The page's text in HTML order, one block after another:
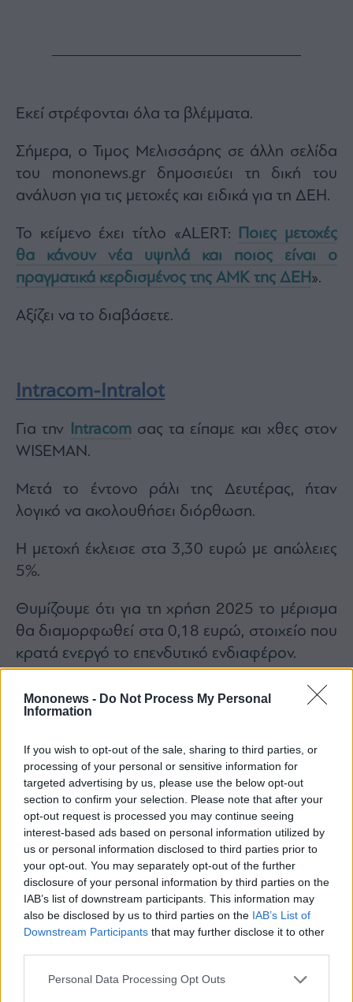
Mononews - Do Not Process My Personal
Information
If you wish to opt-out of the sale, sharing to third parties, or
processing of your personal or sensitive information for
targeted advertising by us, please use the below opt-out
section to confirm your selection. Please note that after your
opt-out request is processed you may continue seeing
interest-based ads based on personal information utilized by
us or personal information disclosed to third parties prior to
your opt-out. You may separately opt-out of the further
disclosure of your personal information by third parties on the
IAB’s list of downstream participants. This information may
also be disclosed by us to third parties on the IAB’s List of
Downstream Participants that may further disclose it to other
Personal Data Processing Opt Outs
Εκεί στρέφονται όλα τα βλέμματα.
Σήμερα, ο Τιμος Μελισσάρης σε άλλη σελίδα
του mononews.gr δημοσιεύει τη δική του
ανάλυση για τις μετοχές και ειδικά για τη ΔΕΗ.
Το κείμενο έχει τίτλο «ALERT:
Ποιες μετοχές
θα κάνουν νέα υψηλά και ποιος είναι ο
πραγματικά κερδισμένος της ΑΜΚ της ΔΕΗ».
Αξίζει να το διαβάσετε.
Intracom-Intralot
Για την Intracomσας τα είπαμε και χθες στον
WISEMAN.
Μετά το έντονο ράλι της Δευτέρας, ήταν
λογικό να ακολουθήσει διόρθωση.
Η μετοχή έκλεισε στα 3,30 ευρώ με απώλειες
5%.
Θυμίζουμε ότι για τη χρήση 2025 το μέρισμα
θα διαμορφωθεί στα 0,18 ευρώ, στοιχείο που
κρατά ενεργό το επενδυτικό ενδιαφέρον.
Απολύτως φυσιολογική και η υποχώρηση της
Intralot, μετά την ανοδική κίνηση από το 1